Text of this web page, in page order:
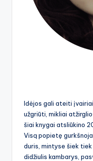
Idėjos gali ateiti
užgriūti, mikliai
šiai knygai atsliūkino
Visą popietę
duris, mintyse šiek
didžiulis kambarys,